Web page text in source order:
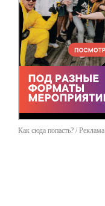
Как сюда попасть? / Реклама